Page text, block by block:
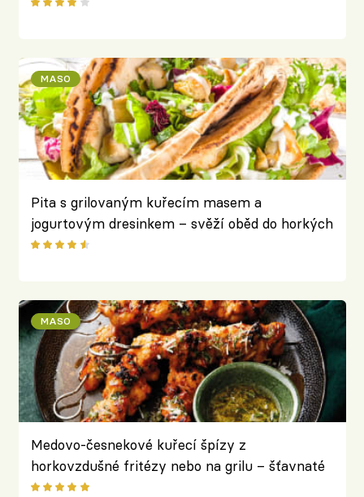
MASO
Pita s grilovaným kuřecím masem a
jogurtovým dresinkem – svěží oběd do horkých
dnů
MASO
Medovo-česnekové kuřecí špízy z
horkovzdušné fritézy nebo na grilu – šťavnaté
maso s výraznou chutí